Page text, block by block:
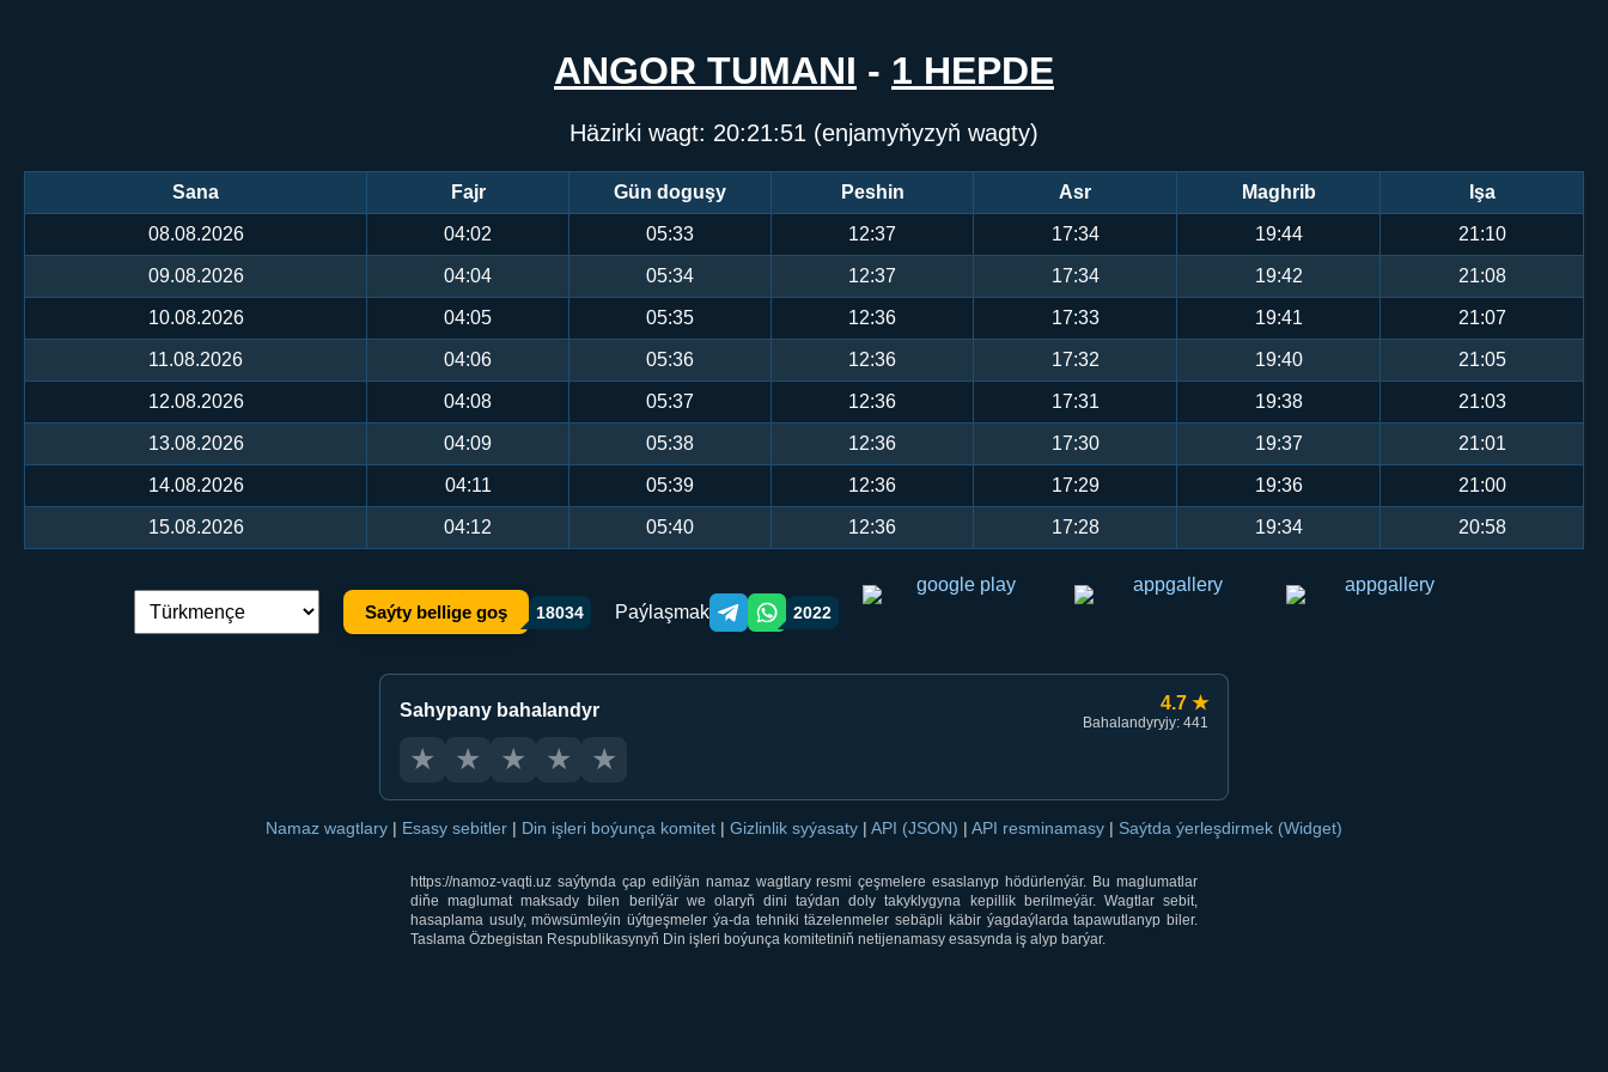
ANGOR TUMANI - 1 HEPDE
Häzirki wagt: 20:21:51 (enjamyňyzyň wagty)
Sana Fajr Gün doguşy Peshin Asr Maghrib Işa
08.08.2026 04:02 05:33 12:37 17:34 19:44 21:10
09.08.2026 04:04 05:34 12:37 17:34 19:42 21:08
10.08.2026 04:05 05:35 12:36 17:33 19:41 21:07
11.08.2026 04:06 05:36 12:36 17:32 19:40 21:05
12.08.2026 04:08 05:37 12:36 17:31 19:38 21:03
13.08.2026 04:09 05:38 12:36 17:30 19:37 21:01
14.08.2026 04:11 05:39 12:36 17:29 19:36 21:00
15.08.2026 04:12 05:40 12:36 17:28 19:34 20:58
Dil çalşyryş: Saýty bellige goş 18034 Paýlaşmak Telegram orqali ulashish
WhatsApp orqali ulashish
2022
Sahypany bahalandyr 4.7 ★
Bahalandyryjy: 441
★ ★ ★ ★ ★
Namaz wagtlary | Esasy sebitler | Din işleri boýunça komitet | Gizlinlik syýasaty | API (JSON) | API resminamasy | Saýtda ýerleşdirmek (Widget)
https://namoz-vaqti.uz saýtynda çap edilýän namaz wagtlary resmi çeşmelere esaslanyp hödürlenýär. Bu maglumatlar
diňe maglumat maksady bilen berilýär we olaryň dini taýdan doly takyklygyna kepillik berilmeýär. Wagtlar sebit,
hasaplama usuly, möwsümleýin üýtgeşmeler ýa-da tehniki täzelenmeler sebäpli käbir ýagdaýlarda tapawutlanyp biler.
Taslama Özbegistan Respublikasynyň Din işleri boýunça komitetiniň netijenamasy esasynda iş alyp barýar.